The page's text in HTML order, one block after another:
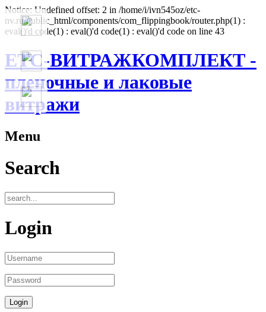
Notice: Undefined offset: 2 in /home/i/ivn545oz/etc-
nv.ru/public_html/components/com_flippingbook/router.php(1) :
eval()'d code(1) : eval()'d code(1) : eval()'d code on line 43
ЕТС-ВИТРАЖКОМПЛЕКТ -
пленочные и лаковые
витражи
Menu
Search
Login